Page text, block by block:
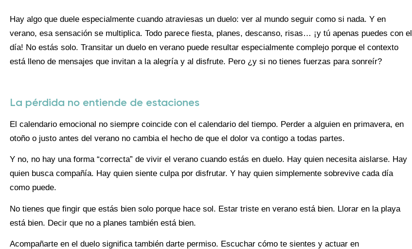
Hay algo que duele especialmente cuando atraviesas un duelo: ver al mundo seguir como si nada. Y en
verano, esa sensación se multiplica. Todo parece fiesta, planes, descanso, risas… ¡y tú apenas puedes con el
día! No estás solo. Transitar un duelo en verano puede resultar especialmente complejo porque el contexto
está lleno de mensajes que invitan a la alegría y al disfrute. Pero ¿y si no tienes fuerzas para sonreír?
La pérdida no entiende de estaciones
El calendario emocional no siempre coincide con el calendario del tiempo. Perder a alguien en primavera, en
otoño o justo antes del verano no cambia el hecho de que el dolor va contigo a todas partes.
Y no, no hay una forma “correcta” de vivir el verano cuando estás en duelo. Hay quien necesita aislarse. Hay
quien busca compañía. Hay quien siente culpa por disfrutar. Y hay quien simplemente sobrevive cada día
como puede.
No tienes que fingir que estás bien solo porque hace sol. Estar triste en verano está bien. Llorar en la playa
está bien. Decir que no a planes también está bien.
Acompañarte en el duelo significa también darte permiso. Escuchar cómo te sientes y actuar en